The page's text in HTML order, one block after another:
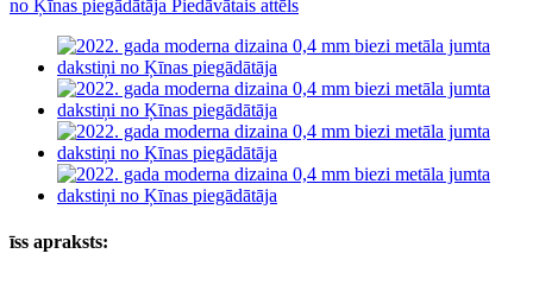
īss apraksts: